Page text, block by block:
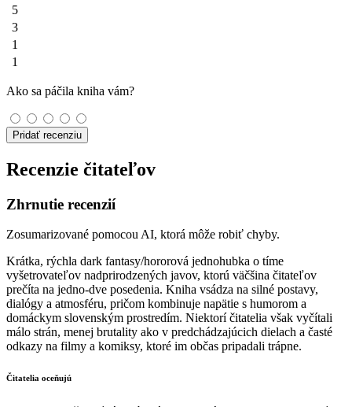
5
3
1
1
Ako sa páčila kniha vám?
Pridať recenziu
Recenzie čitateľov
Zhrnutie recenzií
Zosumarizované pomocou AI, ktorá môže robiť chyby.
Krátka, rýchla dark fantasy/hororová jednohubka o tíme
vyšetrovateľov nadprirodzených javov, ktorú väčšina čitateľov
prečíta na jedno-dve posedenia. Kniha vsádza na silné postavy,
dialógy a atmosféru, pričom kombinuje napätie s humorom a
domáckym slovenským prostredím. Niektorí čitatelia však vyčítali
málo strán, menej brutality ako v predchádzajúcich dielach a časté
odkazy na filmy a komiksy, ktoré im občas pripadali trápne.
Čitatelia oceňujú